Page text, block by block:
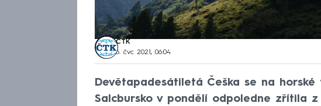
ČTK
6. čvc 2021, 06:04
Devětapadesátiletá Češka se na
Salcbursko v pondělí odpoledne zřítila